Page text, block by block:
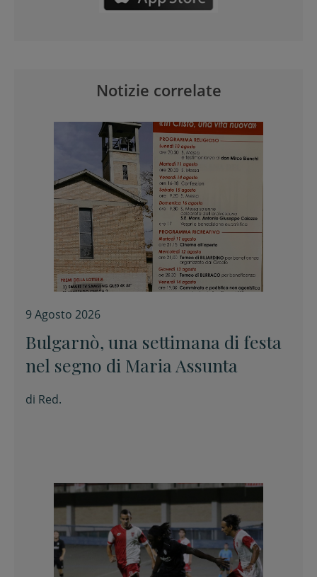
Notizie correlate
9 Agosto 2026
Bulgarnò, una settimana di festa
nel segno di Maria Assunta
di Red.